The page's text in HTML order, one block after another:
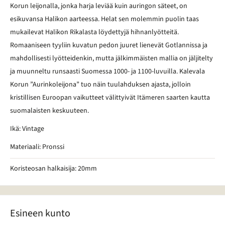
Korun leijonalla, jonka harja leviää kuin auringon säteet, on
esikuvansa Halikon aarteessa. Helat sen molemmin puolin taas
mukailevat Halikon Rikalasta löydettyjä hihnanlyötteitä.
Romaaniseen tyyliin kuvatun pedon juuret lienevät Gotlannissa ja
mahdollisesti lyötteidenkin, mutta jälkimmäisten mallia on jäljitelty
ja muunneltu runsaasti Suomessa 1000- ja 1100-luvuilla. Kalevala
Korun ”Aurinkoleijona” tuo näin tuulahduksen ajasta, jolloin
kristillisen Euroopan vaikutteet välittyivät Itämeren saarten kautta
suomalaisten keskuuteen.
Ikä: Vintage
Materiaali: Pronssi
Koristeosan halkaisija: 20mm
Esineen kunto